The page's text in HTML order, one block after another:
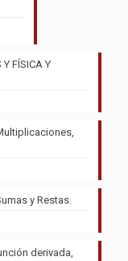
FÍSICA Y
y Restas.
derivada,